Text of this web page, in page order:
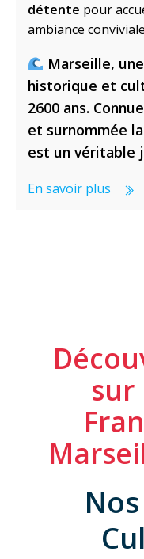
détente pour
ambiance
Marseille,
historique et
2600 ans.
et surnommée
est un véritable
En savoir plus
sur